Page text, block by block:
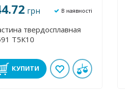
грн В наявності
твердосплавная
Т5К10
КУПИТИ